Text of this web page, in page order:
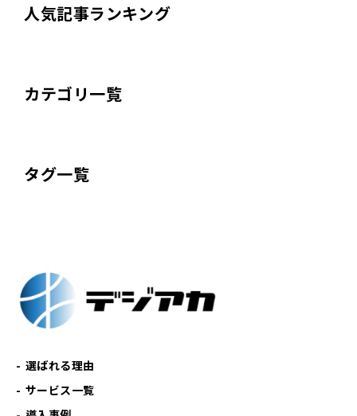
人気記事ランキング
カテゴリ一覧
タグ一覧
選ばれる理由
サービス一覧